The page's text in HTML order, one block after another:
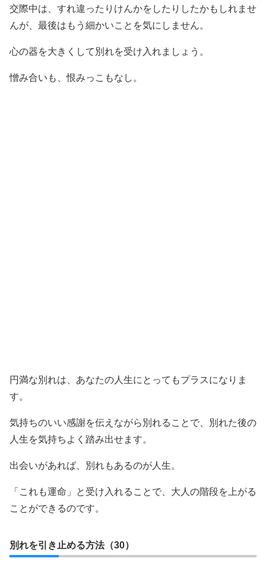
交際中は、すれ違ったりけんかをしたりしたかもしれませ
んが、最後はもう細かいことを気にしません。
心の器を大きくして別れを受け入れましょう。
憎み合いも、恨みっこもなし。
円満な別れは、あなたの人生にとってもプラスになりま
す。
気持ちのいい感謝を伝えながら別れることで、別れた後の
人生を気持ちよく踏み出せます。
出会いがあれば、別れもあるのが人生。
「これも運命」と受け入れることで、大人の階段を上がる
ことができるのです。
別れを引き止める方法（30）